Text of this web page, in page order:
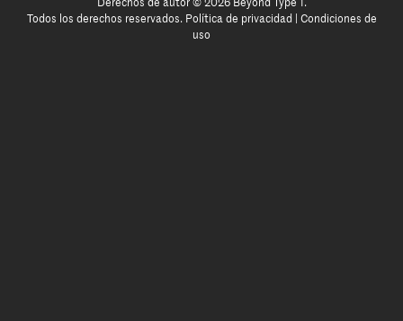
Derechos de autor © 2026 Beyond Type 1.
Todos los derechos reservados. Política de privacidad
Condiciones de
uso